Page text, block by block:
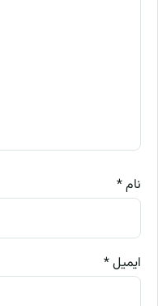
نام*
ایمیل*